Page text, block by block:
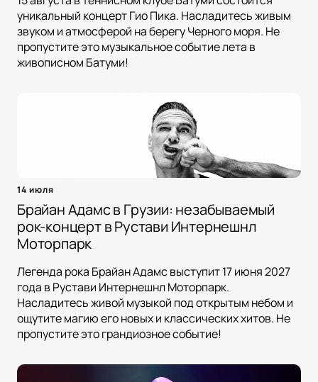
уникальный концерт Гио Пика. Насладитесь живым
звуком и атмосферой на берегу Черного моря. Не
пропустите это музыкальное событие лета в
живописном Батуми!
14 июля
Брайан Адамс в Грузии: незабываемый
рок-концерт в Рустави Интернешнл
Моторпарк
Легенда рока Брайан Адамс выступит 17 июня 2027
года в Рустави Интернешнл Моторпарк.
Насладитесь живой музыкой под открытым небом и
ощутите магию его новых и классических хитов. Не
пропустите это грандиозное событие!